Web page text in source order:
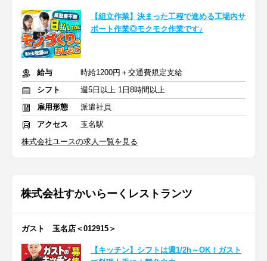
【組立作業】決まった工程で進める工場内サ
ポート作業◎モクモク作業です♪
給与
時給1200円＋交通費規定支給
シフト
週5日以上 1日8時間以上
雇用形態
派遣社員
アクセス
玉名駅
株式会社ユースの求人一覧を見る
株式会社すかいらーくレストランツ
ガスト 玉名店＜012915＞
【キッチン】シフトは週1/2h～OK！ガスト